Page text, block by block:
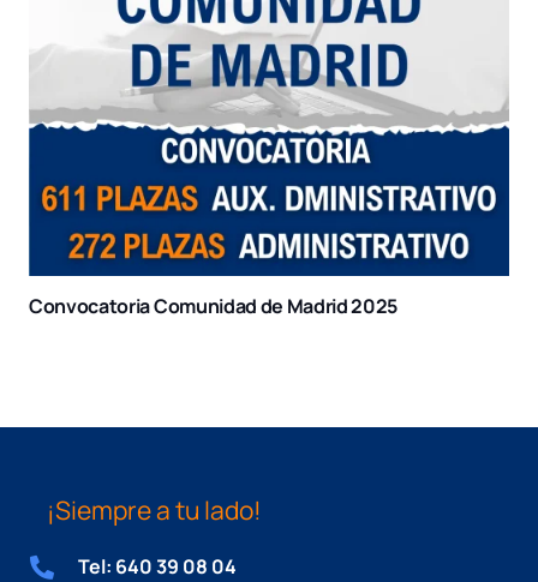
Convocatoria Comunidad de Madrid 2025
¡Siempre a tu lado!
Tel: 640 39 08 04